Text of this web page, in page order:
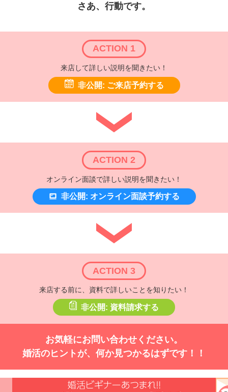
さあ、行動です。
ACTION 1
来店して詳しい説明を聞きたい！
非公開: ご来店予約する
ACTION 2
オンライン面談で詳しい説明を聞きたい！
非公開: オンライン面談予約する
ACTION 3
来店する前に、資料で詳しいことを知りたい！
非公開: 資料請求する
お気軽にお問い合わせください。
婚活のヒントが、何か見つかるはずです！！